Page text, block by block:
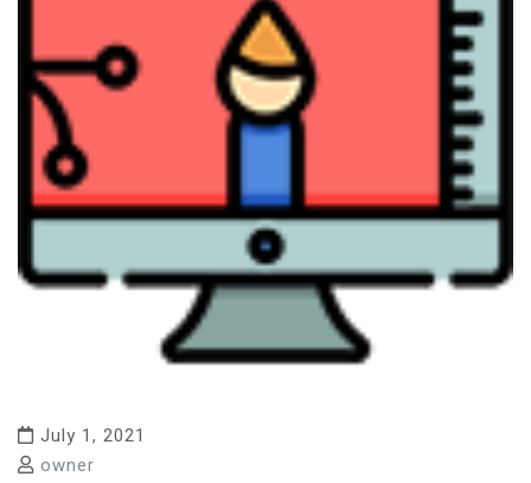
July 1, 2021
owner